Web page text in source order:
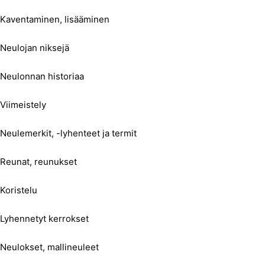
Kaventaminen, lisääminen
Neulojan niksejä
Neulonnan historiaa
Viimeistely
Neulemerkit, -lyhenteet ja termit
Reunat, reunukset
Koristelu
Lyhennetyt kerrokset
Neulokset, mallineuleet